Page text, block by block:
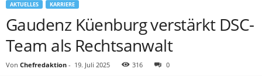
AKTUELLES KARRIERE
Gaudenz Küenburg verstärkt DSC-
Team als Rechtsanwalt
Von Chefredaktion - 19. Juli 2025 316 0